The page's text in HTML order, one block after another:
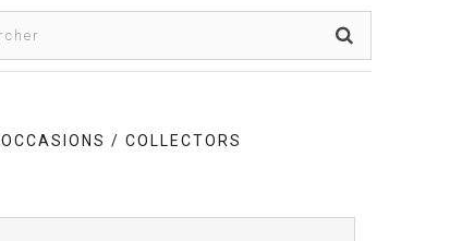
OCCASIONS / COLLECTORS